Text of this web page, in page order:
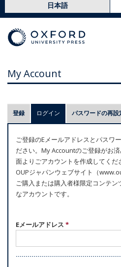
日本語
My Account
プ
ラ
マ
リ
ー
タ
ブ
登録 ログイン (アクティブなタブ)
パスワードの再設
ご登録のEメールアドレスとパスワ
ださい。My Accountのご登録がお
面よりごアカウントを作成してくだ
OUPジャパンウェブサイト（
ご購入または購入者様限定コンテ
なアカウントです。
Eメールアドレス *